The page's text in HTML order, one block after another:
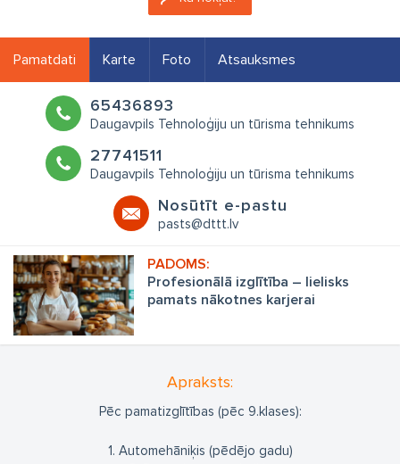
Pamatdati Karte Foto Atsauksmes
65436893
Daugavpils Tehnoloģiju un tūrisma tehnikums
27741511
Daugavpils Tehnoloģiju un tūrisma tehnikums
Nosūtīt e-pastu
pasts@dttt.lv
Profesionālā izglītība – lielisks
pamats nākotnes karjerai
Apraksts:
Pēc pamatizglītības (pēc 9.klases):
1. Automehāniķis (pēdējo gadu)